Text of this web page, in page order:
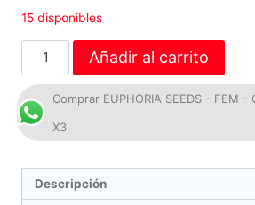
15 disponibles
Añadir al carrito
Comprar EUPHORIA SEEDS - FEM -
X3
Descripción